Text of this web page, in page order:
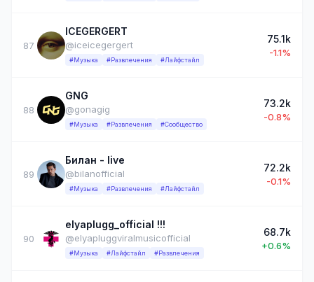
87
ICEGERGERT
@iceicegergert
#Музыка #Развлечения #Лайфстайл
75.1k
-1.1%
88
GNG
@gonagig
#Музыка #Развлечения #Сообщество
73.2k
-0.8%
89
Билан - live
@bilanofficial
#Музыка #Развлечения #Лайфстайл
72.2k
-0.1%
90
elyaplugg_official !!!
@elyapluggviralmusicofficial
#Музыка #Лайфстайл #Развлечения
68.7k
+0.6%